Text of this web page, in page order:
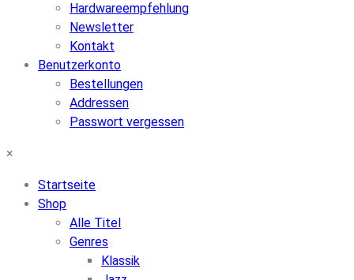
Hardwareempfehlung
Newsletter
Kontakt
Benutzerkonto
Bestellungen
Addressen
Passwort vergessen
×
Startseite
Shop
Alle Titel
Genres
Klassik